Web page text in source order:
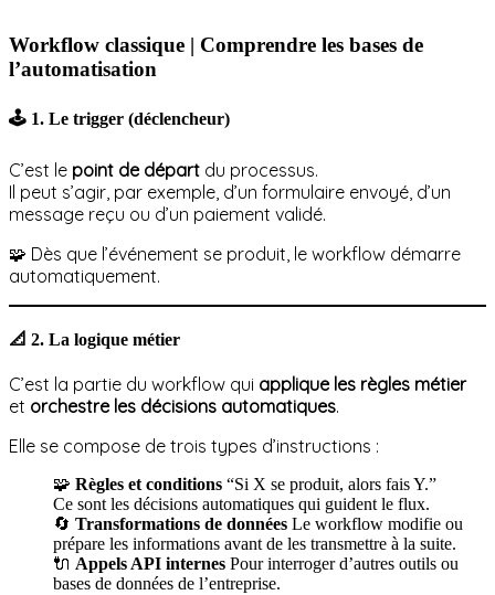
Workflow classique | Comprendre les bases de
l’automatisation
🕹️ 1. Le trigger (déclencheur)
C’est le point de départ du processus.
Il peut s’agir, par exemple, d’un formulaire envoyé, d’un
message reçu ou d’un paiement validé.
🧩 Dès que l’événement se produit, le workflow démarre
automatiquement.
📐 2. La logique métier
C’est la partie du workflow qui applique les règles métier
et orchestre les décisions automatiques.
Elle se compose de trois types d’instructions :
🧩 Règles et conditions “Si X se produit, alors fais Y.”
Ce sont les décisions automatiques qui guident le flux.
🔄 Transformations de données Le workflow modifie ou
prépare les informations avant de les transmettre à la suite.
🔌 Appels API internes Pour interroger d’autres outils ou
bases de données de l’entreprise.